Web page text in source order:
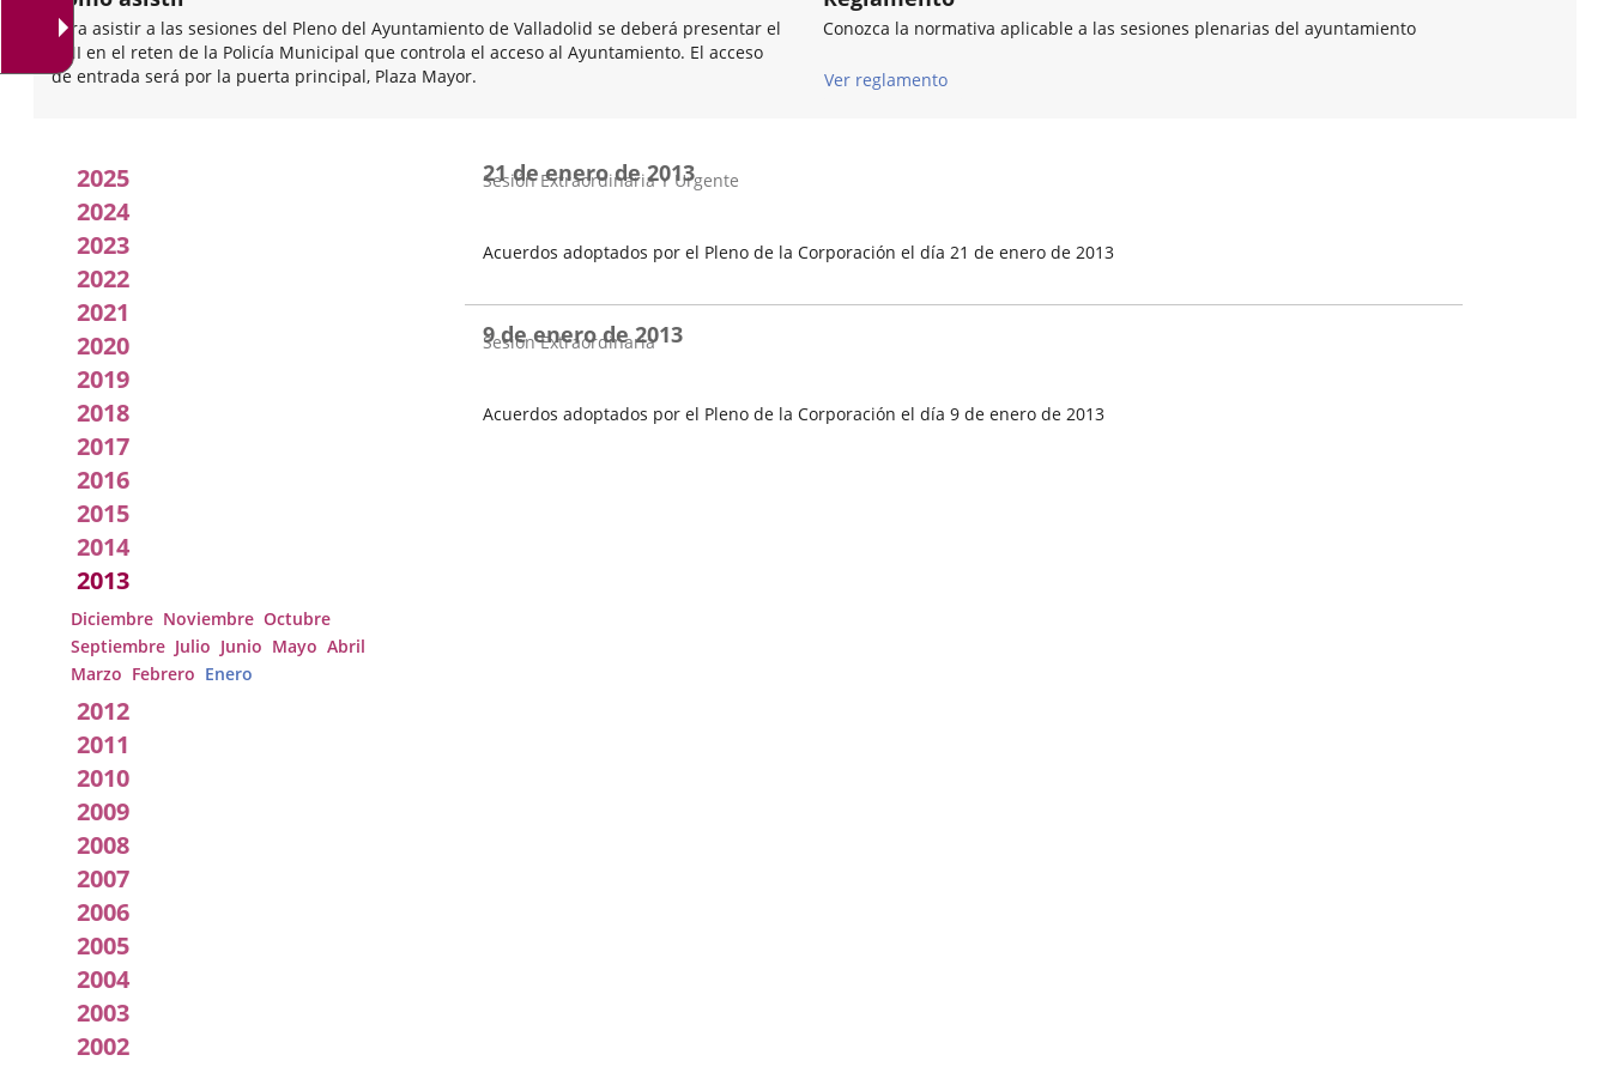
Para asistir a las sesiones del Pleno del Ayuntamiento de Valladolid se deberá presentar el
DNI en el reten de la Policía Municipal que controla el acceso al Ayuntamiento. El acceso
de entrada será por la puerta principal, Plaza Mayor.
Conozca la normativa aplicable a las sesiones plenarias del ayuntamiento
Ver reglamento
Acuerdos
adoptados
por
el
pleno
2025
2024
2023
2022
2021
2020
2019
2018
2017
2016
2015
2014
2013
Diciembre Noviembre Octubre
Septiembre Julio Junio Mayo Abril
Marzo Febrero Enero
2012
2011
2010
2009
2008
2007
2006
2005
2004
2003
2002
Acuerdos adoptados por el Pleno de la Corporación el día 21 de enero de 2013
Sesión Extraordinaria Y Urgente
del
Pleno
21 de enero de 2013
Acuerdos adoptados por el Pleno de la Corporación el día 9 de enero de 2013
Sesión Extraordinaria
9 de enero de 2013